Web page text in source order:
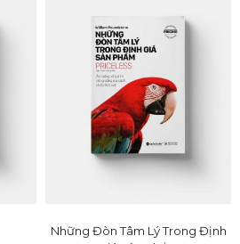
Những Đòn Tâm Lý Trong Định